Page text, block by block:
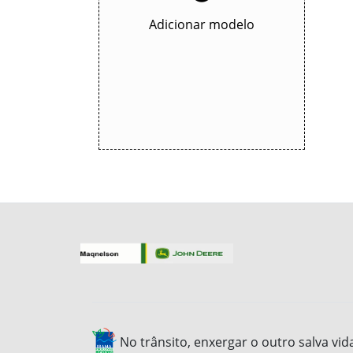
Adicionar modelo
No trânsito, enxergar o outro salva